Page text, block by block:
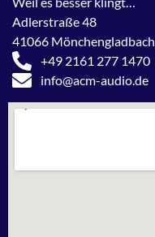
Adlerstraße 48
41066 Mönchengladbach
+49 2161 277 1470
info@acm-audio.de